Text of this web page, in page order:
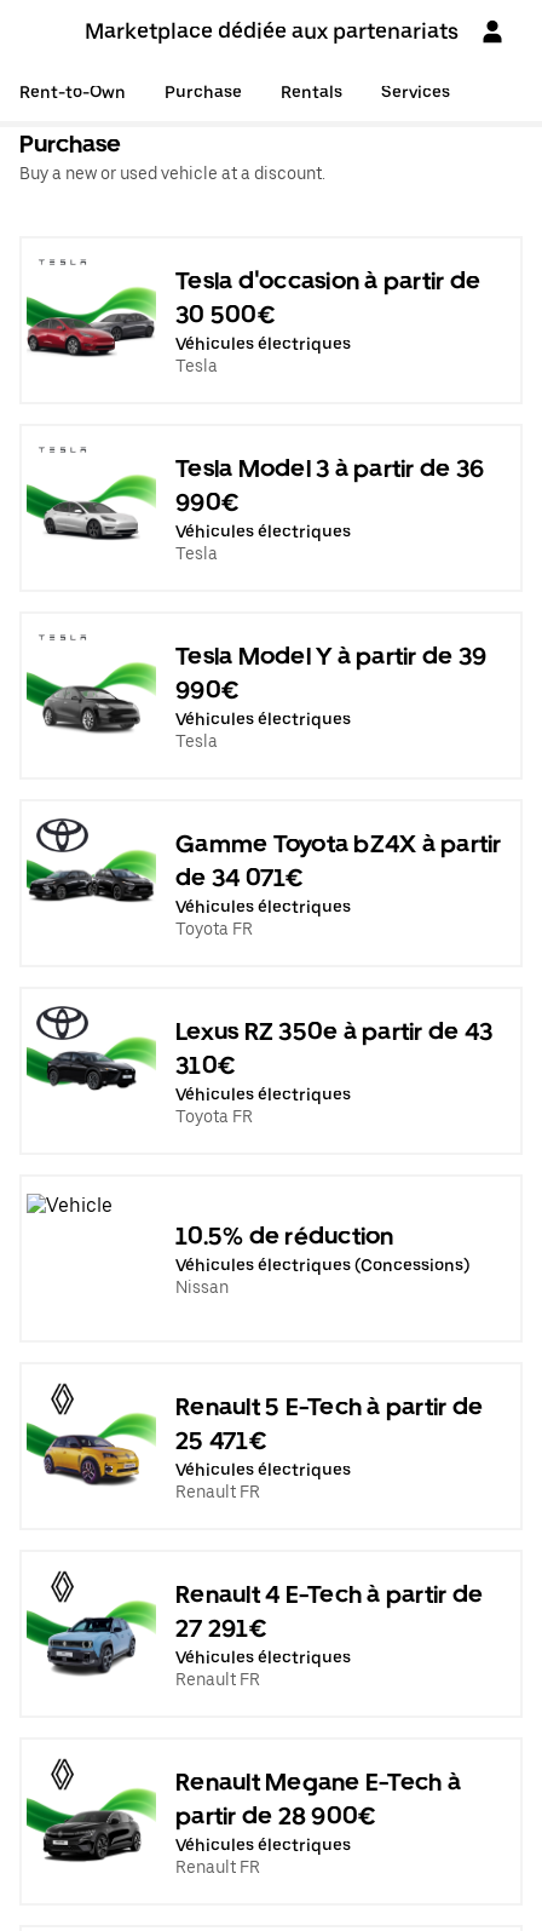
Marketplace dédiée aux partenariats
Rent-to-Own Purchase Rentals Services
Purchase
Buy a new or used vehicle at a discount.
Tesla d'occasion à partir de
30 500€
Véhicules électriques
Tesla
Tesla Model 3 à partir de 36
990€
Véhicules électriques
Tesla
Tesla Model Y à partir de 39
990€
Véhicules électriques
Tesla
Gamme Toyota bZ4X à partir
de 34 071€
Véhicules électriques
Toyota FR
Lexus RZ 350e à partir de 43
310€
Véhicules électriques
Toyota FR
10.5% de réduction
Véhicules électriques (Concessions)
Nissan
Renault 5 E-Tech à partir de
25 471€
Véhicules électriques
Renault FR
Renault 4 E-Tech à partir de
27 291€
Véhicules électriques
Renault FR
Renault Megane E-Tech à
partir de 28 900€
Véhicules électriques
Renault FR